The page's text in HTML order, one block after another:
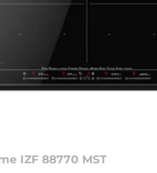
IZF 88770 MST